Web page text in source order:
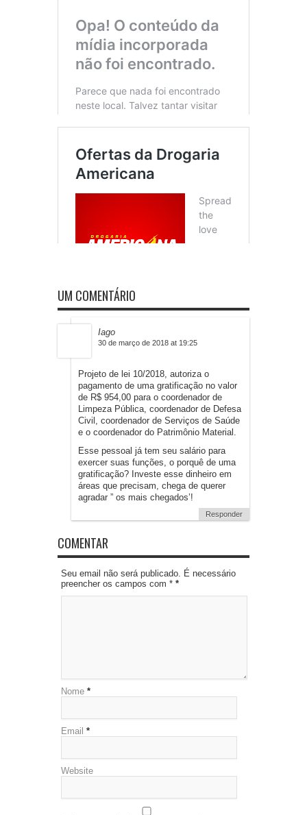
UM COMENTÁRIO
Iago
30 de março de 2018 at 19:25
Projeto de lei 10/2018, autoriza o
pagamento de uma gratificação no valor
de R$ 954,00 para o coordenador de
Limpeza Pública, coordenador de Defesa
Civil, coordenador de Serviços de Saúde
e o coordenador do Patrimônio Material.
Esse pessoal já tem seu salário para
exercer suas funções, o porquê de uma
gratificação? Investe esse dinheiro em
áreas que precisam, chega de querer
agradar ” os mais chegados’!
Responder
COMENTAR
Seu email não será publicado. É necessário
preencher os campos com * *
Nome *
Email *
Website